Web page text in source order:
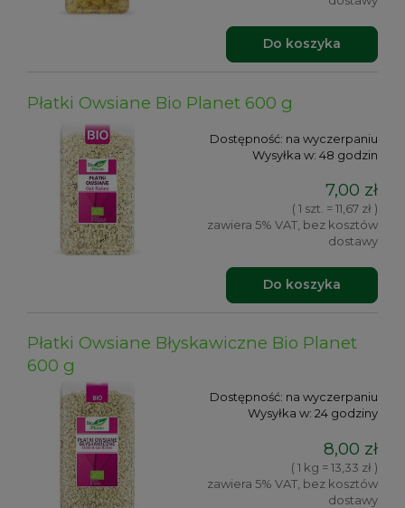
Do koszyka
Płatki Owsiane Bio Planet 600 g
Dostępność: na wyczerpaniu
Wysyłka w: 48 godzin
7,00 zł
( 1 szt. = 11,67 zł )
zawiera 5% VAT, bez kosztów
dostawy
Do koszyka
Płatki Owsiane Błyskawiczne Bio Planet
600 g
Dostępność: na wyczerpaniu
Wysyłka w: 24 godziny
8,00 zł
( 1 kg = 13,33 zł )
zawiera 5% VAT, bez kosztów
dostawy